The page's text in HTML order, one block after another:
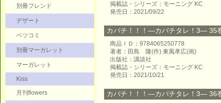
別冊フレンド
デザート
ベツコミ
別冊マーガレット
マーガレット
Kiss
月刊flowers
掲載誌・シリーズ：モーニング KC
発売日：2021/09/22
カバチ！！！―カバチタレ！3― 35
商品ＩＤ：9784065250778
著者：田島 隆(作) 東風孝広(画)
出版社：講談社
掲載誌・シリーズ：モーニング KC
発売日：2021/10/21
カバチ！！！―カバチタレ！3― 36